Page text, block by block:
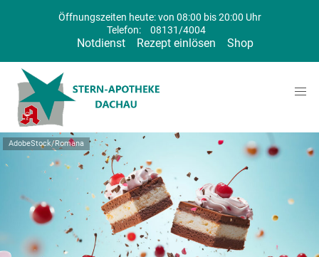
Öffnungszeiten heute: von 08:00 bis 20:00 Uhr
Telefon:
08131/4004
Notdienst Rezept einlösen Shop
AdobeStock/Romana